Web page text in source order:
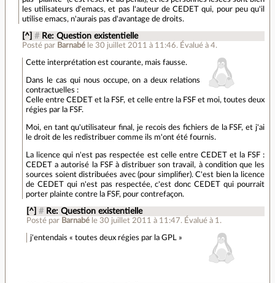
les utilisateurs d'emacs, et pas l'auteur de CEDET qui, pour peu qu'il
utilise emacs, n'aurais pas d'avantage de droits.
[^] # Re: Question existentielle
Posté par Barnabé le 30 juillet 2011 à 11:46. Évalué à4.
Cette interprétation est courante, mais fausse.
Dans le cas qui nous occupe, on a deux relations
contractuelles :
Celle entre CEDET et la FSF, et celle entre la FSF et moi, toutes deux
régies par la FSF.
Moi, en tant qu'utilisateur final, je recois des fichiers de la FSF, et j'ai
le droit de les redistribuer comme ils m'ont été fournis.
La licence qui n'est pas respectée est celle entre CEDET et la FSF :
CEDET a autorisé la FSF à distribuer son travail, à condition que les
sources soient distribuées avec (pour simplifier). C'est bien la licence
de CEDET qui n'est pas respectée, c'est donc CEDET qui pourrait
porter plainte contre la FSF, pour contrefaçon.
[^] # Re: Question existentielle
Posté par Barnabé le 30 juillet 2011 à 11:47. Évalué à 1 .
j'entendais « toutes deux régies par la GPL »